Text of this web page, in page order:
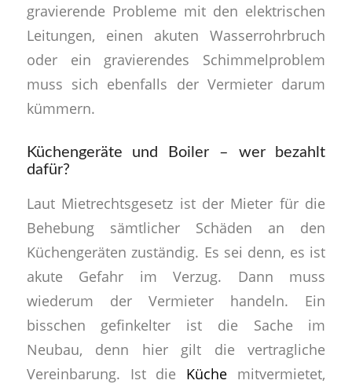
gravierende Probleme mit den elektrischen
Leitungen, einen akuten Wasserrohrbruch
oder ein gravierendes Schimmelproblem
muss sich ebenfalls der Vermieter darum
kümmern.
Küchengeräte und Boiler – wer bezahlt
dafür?
Laut Mietrechtsgesetz ist der Mieter für die
Behebung sämtlicher Schäden an den
Küchengeräten zuständig. Es sei denn, es ist
akute Gefahr im Verzug. Dann muss
wiederum der Vermieter handeln. Ein
bisschen gefinkelter ist die Sache im
Neubau, denn hier gilt die vertragliche
Vereinbarung. Ist die Küche mitvermietet,